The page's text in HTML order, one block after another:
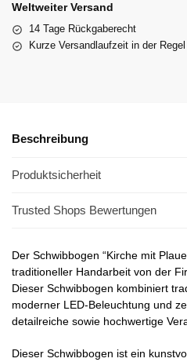
Weltweiter Versand
14 Tage Rückgaberecht
Kurze Versandlaufzeit in der
Beschreibung
Produktsicherheit
Trusted Shops Bewertungen
Der Schwibbogen “Kirche mit
traditioneller Handarbeit von der
Dieser Schwibbogen kombiniert
moderner LED-Beleuchtung und
detailreiche sowie hochwertige
Dieser Schwibbogen ist ein